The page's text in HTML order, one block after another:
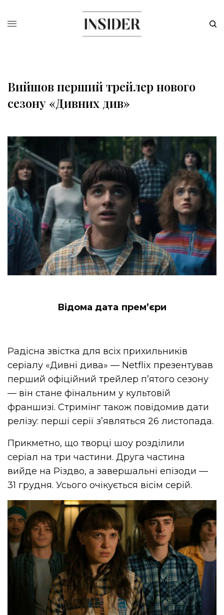
Вийшов перший трейлер нового
сезону «Дивних див»
Відома дата премʼєри
Радісна звістка для всіх прихильників
серіалу «Дивні дива» — Netflix презентував
перший офіційний трейлер п’ятого сезону
— він стане фінальним у культовій
франшизі. Стримінг також повідомив дати
релізу: перші серії з’являться 26 листопада.
Прикметно, що творці шоу розділили
серіал на три частини. Друга частина
вийде на Різдво, а завершальні епізоди —
31 грудня. Усього очікується вісім серій.